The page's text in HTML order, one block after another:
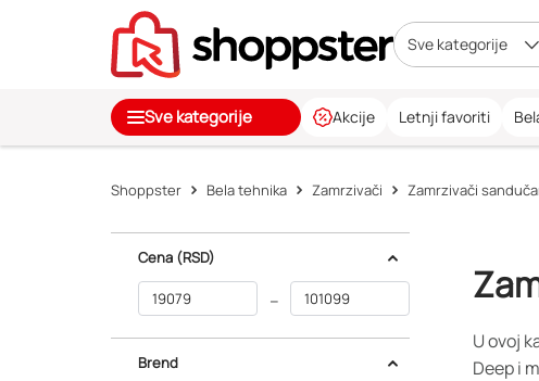
Sve kategorije
Sve kategorije Akcije Letnji favoriti
Shoppster Bela tehnika Zamrzivači Zamrzivači
Cena (RSD)
–
Brend
U ovoj
Deep i